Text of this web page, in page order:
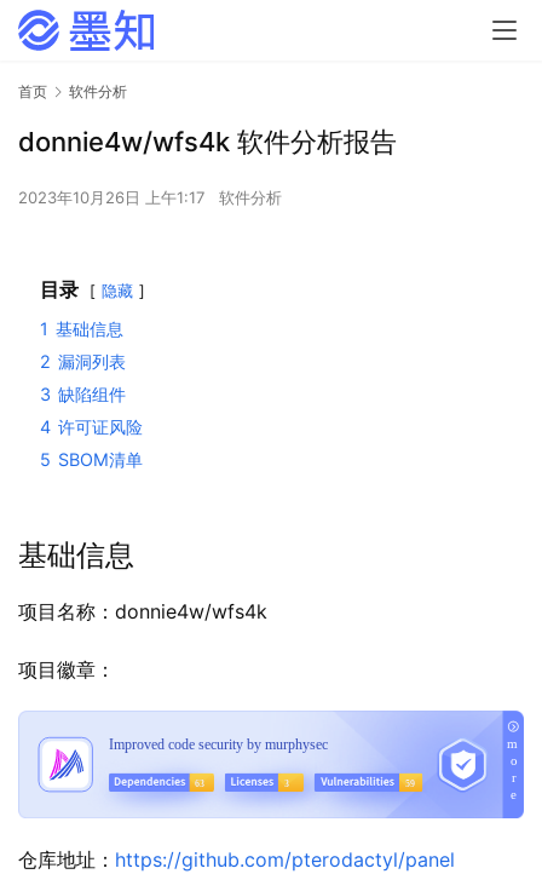
首页 软件分析
donnie4w/wfs4k 软件分析报告
2023年10月26日 上午1:17 软件分析
目录 隐藏
1 基础信息
2 漏洞列表
3 缺陷组件
4 许可证风险
5 SBOM清单
基础信息
项目名称：donnie4w/wfs4k
项目徽章：
仓库地址： https://github.com/pterodactyl/panel